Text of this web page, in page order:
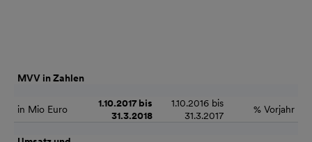
MVV in Zahlen
in Mio Euro
1.10.2017 bis
31.3.2018
1.10.2016 bis
31.3.2017
% Vorjahr